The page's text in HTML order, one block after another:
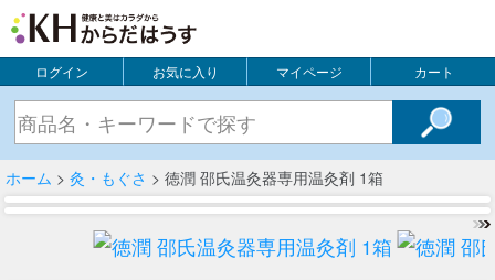
ログイン お気に入り マイページ カート
ホーム > 灸・もぐさ > 徳潤 邵氏温灸器専用温灸剤 1箱